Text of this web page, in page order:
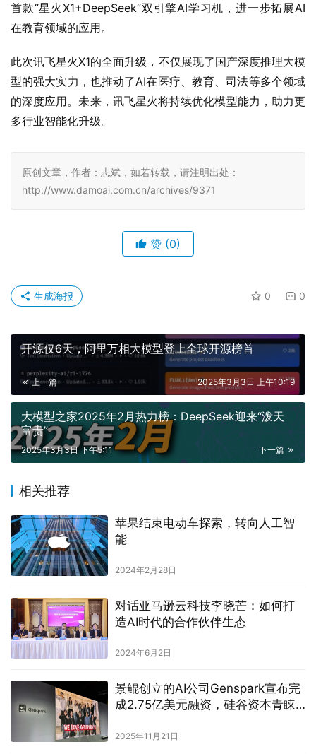
首款“星火X1+DeepSeek”双引擎AI学习机，进一步拓展AI
在教育领域的应用。
此次讯飞星火X1的全面升级，不仅展现了国产深度推理大模
型的强大实力，也推动了AI在医疗、教育、司法等多个领域
的深度应用。未来，讯飞星火将持续优化模型能力，助力更
多行业智能化升级。
原创文章，作者：志斌，如若转载，请注明出处：
http://www.damoai.com.cn/archives/9371
赞 (0)
0 0
生成海报
开源仅6天，阿里万相大模型登上全球开源榜首
上一篇 2025年3月3日 上午10:19
大模型之家2025年2月热力榜：DeepSeek迎来“泼天
富贵”
下一篇
2025年3月3日 下午5:11
相关推荐
苹果结束电动车探索，转向人工智
能
2024年2月28日
对话亚马逊云科技李晓芒：如何打
造AI时代的合作伙伴生态
2024年6月2日
景鲲创立的AI公司Genspark宣布完
成2.75亿美元融资，硅谷资本青睐
2025年11月21日